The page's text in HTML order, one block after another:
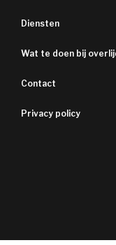
Diensten
Wat te doen bij
Contact
Privacy policy